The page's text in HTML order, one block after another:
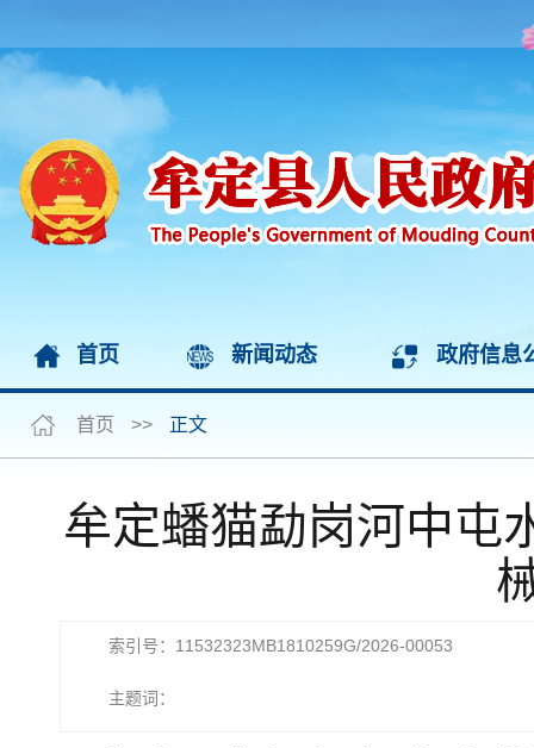
首页 新闻动态 政府信息
首页 >> 正文
牟定蟠猫勐岗河中屯
索引号：11532323MB1810259G/2026-00053
主题词：